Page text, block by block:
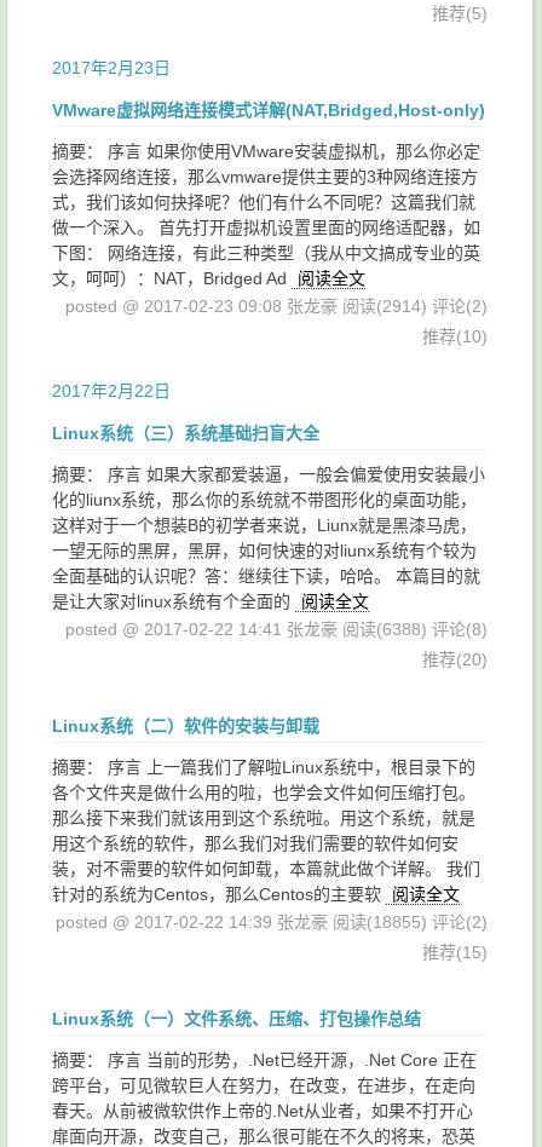
推荐(5)
2017年2月23日
VMware虚拟网络连接模式详解(NAT,Bridged,Host-only)
摘要： 序言 如果你使用VMware安装虚拟机，那么你必定
会选择网络连接，那么vmware提供主要的3种网络连接方
式，我们该如何抉择呢？他们有什么不同呢？这篇我们就
做一个深入。 首先打开虚拟机设置里面的网络适配器，如
下图： 网络连接，有此三种类型（我从中文搞成专业的英
文，呵呵）：NAT，Bridged Ad
阅读全文
posted @ 2017-02-23 09:08 张龙豪 阅读(2914) 评论(2)
推荐(10)
2017年2月22日
Linux系统（三）系统基础扫盲大全
摘要： 序言 如果大家都爱装逼，一般会偏爱使用安装最小
化的liunx系统，那么你的系统就不带图形化的桌面功能，
这样对于一个想装B的初学者来说，Liunx就是黑漆马虎，
一望无际的黑屏，黑屏，如何快速的对liunx系统有个较为
全面基础的认识呢？答：继续往下读，哈哈。 本篇目的就
是让大家对linux系统有个全面的
阅读全文
posted @ 2017-02-22 14:41 张龙豪 阅读(6388) 评论(8)
推荐(20)
Linux系统（二）软件的安装与卸载
摘要： 序言 上一篇我们了解啦Linux系统中，根目录下的
各个文件夹是做什么用的啦，也学会文件如何压缩打包。
那么接下来我们就该用到这个系统啦。用这个系统，就是
用这个系统的软件，那么我们对我们需要的软件如何安
装，对不需要的软件如何卸载，本篇就此做个详解。 我们
针对的系统为Centos，那么Centos的主要软
阅读全文
posted @ 2017-02-22 14:39 张龙豪 阅读(18855) 评论(2)
推荐(15)
Linux系统（一）文件系统、压缩、打包操作总结
摘要： 序言 当前的形势，.Net已经开源，.Net Core 正在
跨平台，可见微软巨人在努力，在改变，在进步，在走向
春天。从前被微软供作上帝的.Net从业者，如果不打开心
扉面向开源，改变自己，那么很可能在不久的将来，恐英